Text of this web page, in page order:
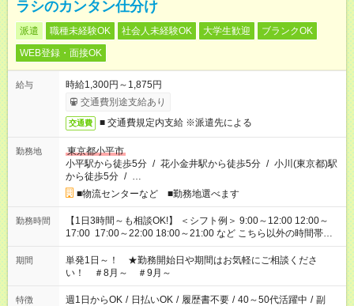
ラシのカンタン仕分け
派遣 職種未経験OK 社会人未経験OK 大学生歓迎
ブランクOK
WEB登録・面接OK
給与
時給1,300円～1,875円
交通費別途支給あり
交通費 ■ 交通費規定内支給 ※派遣先による
勤務地
東京都小平市
小平駅から徒歩5分 / 花小金井駅から徒歩5分 / 小川(東京都)駅
から徒歩5分 / …
■物流センターなど ■勤務地選べます
勤務時間
【1日3時間～も相談OK!】 ＜シフト例＞ 9:00～12:00 12:00～
17:00 17:00～22:00 18:00～21:00 など こちら以外の時間帯も
お気軽にご相談ください！
期間
単発1日～！ ★勤務開始日や期間はお気軽にご相談くださ
い！ ＃8月～ ＃9月～
特徴 週1日からOK / 日払いOK / 履歴書不要 / 40～50代活躍中 / 副